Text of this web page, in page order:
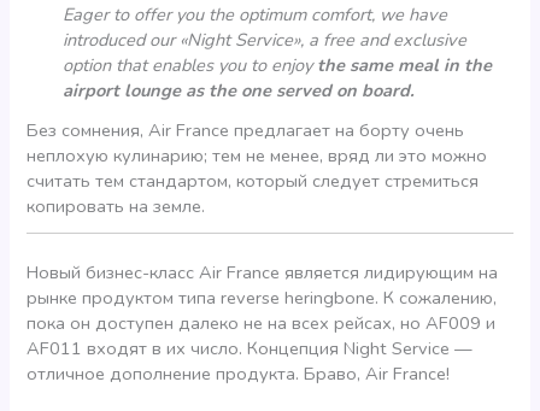
Eager to offer you the optimum comfort, we have
introduced our «Night Service», a free and exclusive
option that enables you to enjoythe same meal in the
airport lounge as the one served on board.
Без сомнения, Air France предлагает на борту очень
неплохую кулинарию; тем не менее, вряд ли это можно
считать тем стандартом, который следует стремиться
копировать на земле.
Новый бизнес-класс Air France является лидирующим на
рынке продуктом типа reverse heringbone. К сожалению,
пока он доступен далеко не на всех рейсах, но AF009 и
AF011 входят в их число. Концепция Night Service —
отличное дополнение продукта. Браво, Air France!